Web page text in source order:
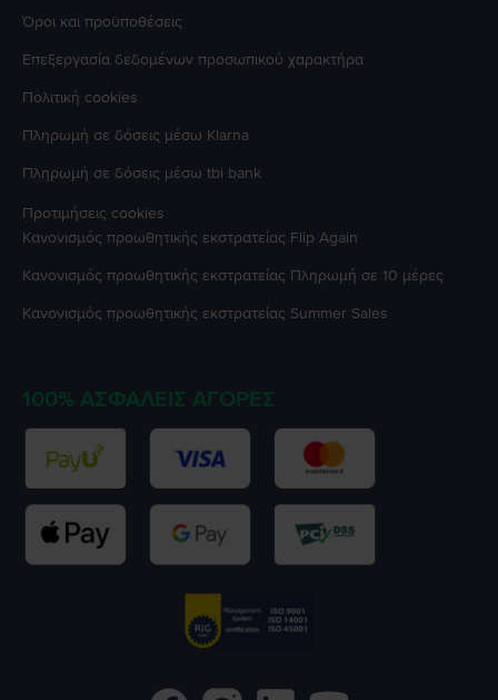
Όροι και προϋποθέσεις
Επεξεργασία δεδομένων προσωπικού χαρακτήρα
Πολιτική cookies
Πληρωμή σε δόσεις μέσω Klarna
Πληρωμή σε δόσεις μέσω tbi bank
Προτιμήσεις cookies
Κανονισμός προωθητικής εκστρατείας Flip Again
Κανονισμός προωθητικής εκστρατείας Πληρωμή σε 10 μέρες
Κανονισμός προωθητικής εκστρατείας Summer Sales
100% ΑΣΦΑΛΕΊΣ ΑΓΟΡΈΣ